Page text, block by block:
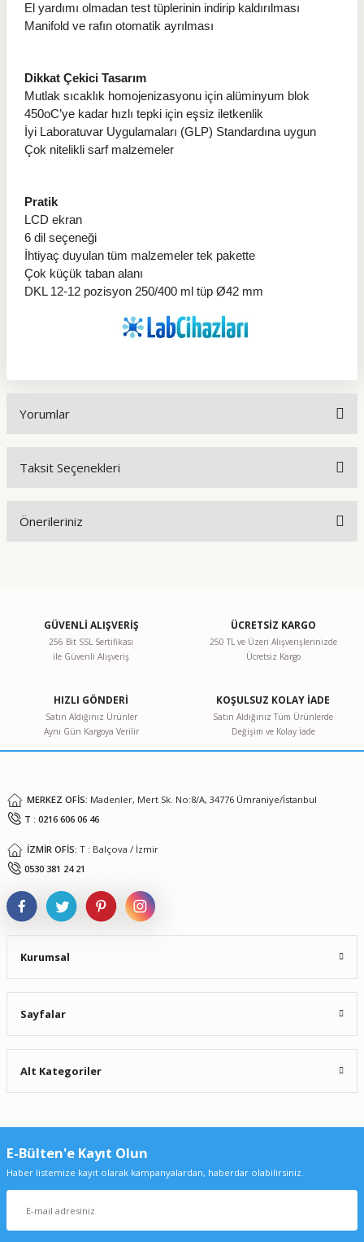
El yardımı olmadan test tüplerinin indirip kaldırılması
Manifold ve rafın otomatik ayrılması
Dikkat Çekici Tasarım
Mutlak sıcaklık homojenizasyonu için alüminyum blok
450oC’ye kadar hızlı tepki için eşsiz iletkenlik
İyi Laboratuvar Uygulamaları (GLP) Standardına uygun
Çok nitelikli sarf malzemeler
Pratik
LCD ekran
6 dil seçeneği
İhtiyaç duyulan tüm malzemeler tek pakette
Çok küçük taban alanı
DKL 12-12 pozisyon 250/400 ml tüp Ø42 mm
Yorumlar
Taksit Seçenekleri
Önerileriniz
Görüş ve önerileriniz için teşekkür ederiz.
Ürün resmi kalitesiz, bozuk veya görüntülenemiyor.
Ürün bilgilerinde hatalar bulunuyor.
Ürün fiyatı diğer sitelerden daha pahalı.
GÜVENLİ ALIŞVERİŞ
256 Bit SSL Sertifikası
ile Güvenli Alışveriş
ÜCRETSİZ KARGO
250 TL ve Üzeri Alışverişlerinizde
Ücretsiz Kargo
HIZLI GÖNDERİ
Satın Aldığınız Ürünler
Aynı Gün Kargoya Verilir
KOŞULSUZ KOLAY İADE
Satın Aldığınız Tüm Ürünlerde
Değişim ve Kolay İade
MERKEZ OFİS: Madenler, Mert Sk. No:8/A, 34776 Ümraniye/İstanbul
T : 0216 606 06 46
İZMİR OFİS: T : Balçova / İzmir
0530 381 24 21
Kurumsal
Sayfalar
Alt Kategoriler
E-Bülten'e Kayıt Olun
Haber listemize kayıt olarak kampanyalardan, haberdar olabilirsiniz.